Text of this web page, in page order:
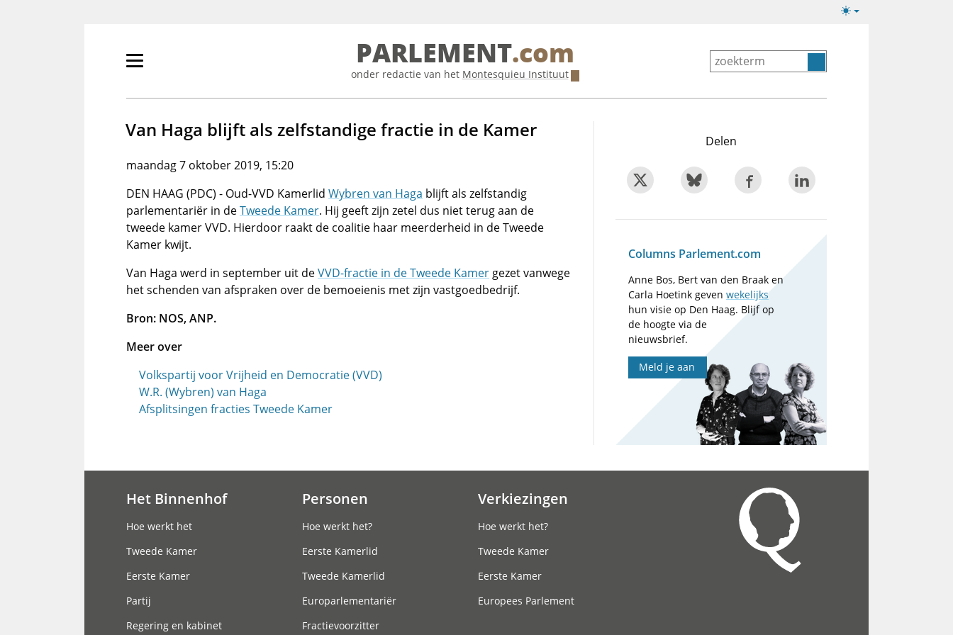
Lichte/donkere
Primair
tonen/verbergen
PARLEMENT.com
onder redactie van het Montesquieu Instituut
Van Haga blijft als zelfstandige fractie in de Kamer
maandag 7 oktober 2019, 15:20
DEN HAAG (PDC) - Oud-VVD Kamerlid Wybren van Haga blijft als zelfstandig
parlementariër in deTweede Kamer. Hij geeft zijn zetel dus niet terug aan de
tweede kamer VVD. Hierdoor raakt de coalitie haar meerderheid in de Tweede
Kamer kwijt.
Van Haga werd in september uit deVVD-fractie in de Tweede Kamer gezet vanwege
het schenden van afspraken over de bemoeienis met zijn vastgoedbedrijf.
Bron: NOS, ANP.
Meer over
Volkspartij voor Vrijheid en Democratie (VVD)
W.R. (Wybren) van Haga
Afsplitsingen fracties Tweede Kamer
Delen
Columns Parlement.com
Anne Bos, Bert van den Braak en
Carla Hoetink gevenwekelijks
hun visie op Den Haag. Blijf op
de hoogte via de
nieuwsbrief.
Meld je aan
Het Binnenhof
Hoe werkt het
Tweede Kamer
Eerste Kamer
Partij
Regering en kabinet
Personen
Hoe werkt het?
Eerste Kamerlid
Tweede Kamerlid
Europarlementariër
Fractievoorzitter
Verkiezingen
Hoe werkt het?
Tweede Kamer
Eerste Kamer
Europees Parlement